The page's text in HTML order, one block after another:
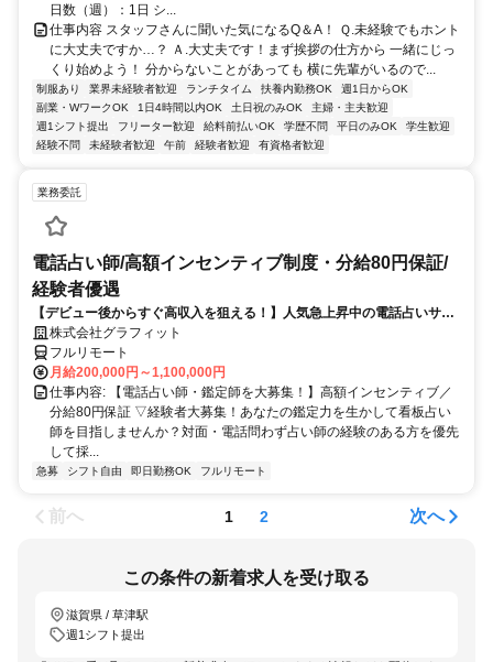
日数（週）：1日 シ...
仕事内容 スタッフさんに聞いた気になるQ＆A！ Ｑ.未経験でもホント
に大丈夫ですか…？ Ａ.大丈夫です！まず挨拶の仕方から 一緒にじっ
くり始めよう！ 分からないことがあっても 横に先輩がいるので...
制服あり 業界未経験者歓迎 ランチタイム 扶養内勤務OK
週1日からOK
副業・WワークOK
1日4時間以内OK 土日祝のみOK
主婦・主夫歓迎
週1シフト提出
フリーター歓迎 給料前払いOK 学歴不問 平日のみOK
学生歓迎
経験不問
未経験者歓迎 午前 経験者歓迎 有資格者歓迎
業務委託
電話占い師/高額インセンティブ制度・分給80円保証/
経験者優遇
【デビュー後からすぐ高収入を狙える！】人気急上昇中の電話占いサイ
トで占いのお仕事
株式会社グラフィット
フルリモート
月給200,000円～1,100,000円
仕事内容: 【電話占い師・鑑定師を大募集！】高額インセンティブ／
分給80円保証 ▽経験者大募集！あなたの鑑定力を生かして看板占い
師を目指しませんか？対面・電話問わず占い師の経験のある方を優先
して採...
急募 シフト自由 即日勤務OK フルリモート
前へ 1 2 次へ
この条件の新着求人を受け取る
滋賀県 / 草津駅
週1シフト提出